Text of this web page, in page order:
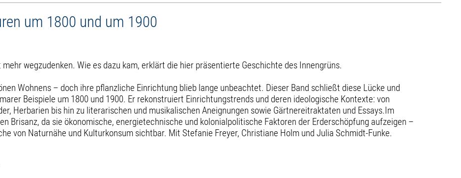
um 1800 und um 1900
wegzudenken. Wie es dazu kam, erklärt die hier präsentierte Geschichte des Innengrüns.
Wohnens – doch ihre pflanzliche Einrichtung blieb lange unbeachtet. Dieser Band schließt diese Lücke und
Beispiele um 1800 und 1900. Er rekonstruiert Einrichtungstrends und deren ideologische Kontexte: von
Herbarien bis hin zu literarischen und musikalischen Aneignungen sowie Gärtnereitraktaten und Essays.Im
Brisanz, da sie ökonomische, energietechnische und kolonialpolitische Faktoren der Erderschöpfung aufzeigen –
von Naturnähe und Kulturkonsum sichtbar. Mit Stefanie Freyer, Christiane Holm und Julia Schmidt-Funke.